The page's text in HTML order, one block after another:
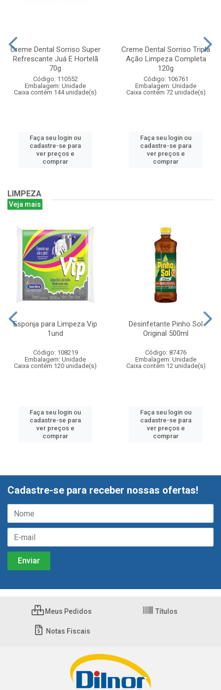
Creme Dental Sorriso Super
Refrescante Juá E Hortelã
70g
Código: 110552
Embalagem: Unidade
Caixa contém 144 unidade(s)
Faça seu login ou
cadastre-se para
ver preços e
comprar
Creme Dental Sorriso Tripla
Ação Limpeza Completa
120g
Código: 106761
Embalagem: Unidade
Caixa contém 72 unidade(s)
Faça seu login ou
cadastre-se para
ver preços e
comprar
LIMPEZA
Veja mais
Esponja para Limpeza Vip
1und
Código: 108219
Embalagem: Unidade
Caixa contém 120 unidade(s)
Faça seu login ou
cadastre-se para
ver preços e
comprar
Desinfetante Pinho Sol
Original 500ml
Código: 87476
Embalagem: Unidade
Caixa contém 12 unidade(s)
Faça seu login ou
cadastre-se para
ver preços e
comprar
Cadastre-se para receber nossas ofertas!
Meus Pedidos Títulos
Notas Fiscais